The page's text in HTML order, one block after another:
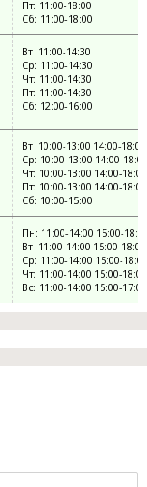
Пт: 11:00-18:00
Сб: 11:00-18:00
Вт: 11:00-14:30
Ср: 11:00-14:30
Чт: 11:00-14:30
Пт: 11:00-14:30
Сб: 12:00-16:00
Вт: 10:00-13:00 14:00-18:00
Ср: 10:00-13:00 14:00-18:00
Чт: 10:00-13:00 14:00-18:00
Пт: 10:00-13:00 14:00-18:00
Сб: 10:00-15:00
Пн: 11:00-14:00 15:00-
Вт: 11:00-14:00 15:00-18:00
Ср: 11:00-14:00 15:00-18:00
Чт: 11:00-14:00 15:00-18:00
Вс: 11:00-14:00 15:00-17:00